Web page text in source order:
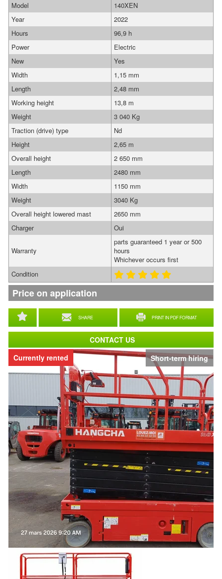
Short-term hiring
Currently rented
SHARE PRINT IN PDF FORMAT
Model
140XEN
Year
2022
Hours
96,9 h
Power
Electric
New
Yes
Width
1,15 mm
Length
2,48 mm
Working height
13,8 m
Weight
3 040 Kg
Traction (drive) type
Nd
Height
2,65 m
Overall height
2 650 mm
Length
2480 mm
Width
1150 mm
Weight
3040 Kg
Overall height lowered mast
2650 mm
Charger
Oui
Warranty
parts guaranteed 1 year or 500
hours
Whichever occurs first
Condition
Price on application
CONTACT US